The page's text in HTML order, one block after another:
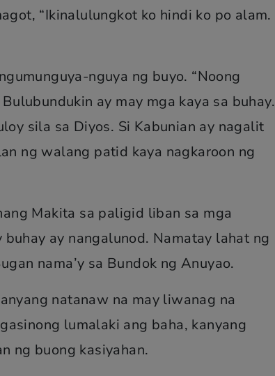
“Ikinalulungkot ko hindi ko po alam.
nguya ng buyo. “Noong
ay may mga kaya sa buhay.
sila sa Diyos. Si Kabunian ay nagalit
ng walang patid kaya nagkaroon ng
Makita sa paligid liban sa mga
ay nangalunod. Namatay lahat ng
nama’y sa Bundok ng Anuyao.
natanaw na may liwanag na
lumalaki ang baha, kanyang
ng buong kasiyahan.